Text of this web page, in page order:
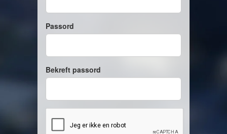
Passord
Bekreft passord